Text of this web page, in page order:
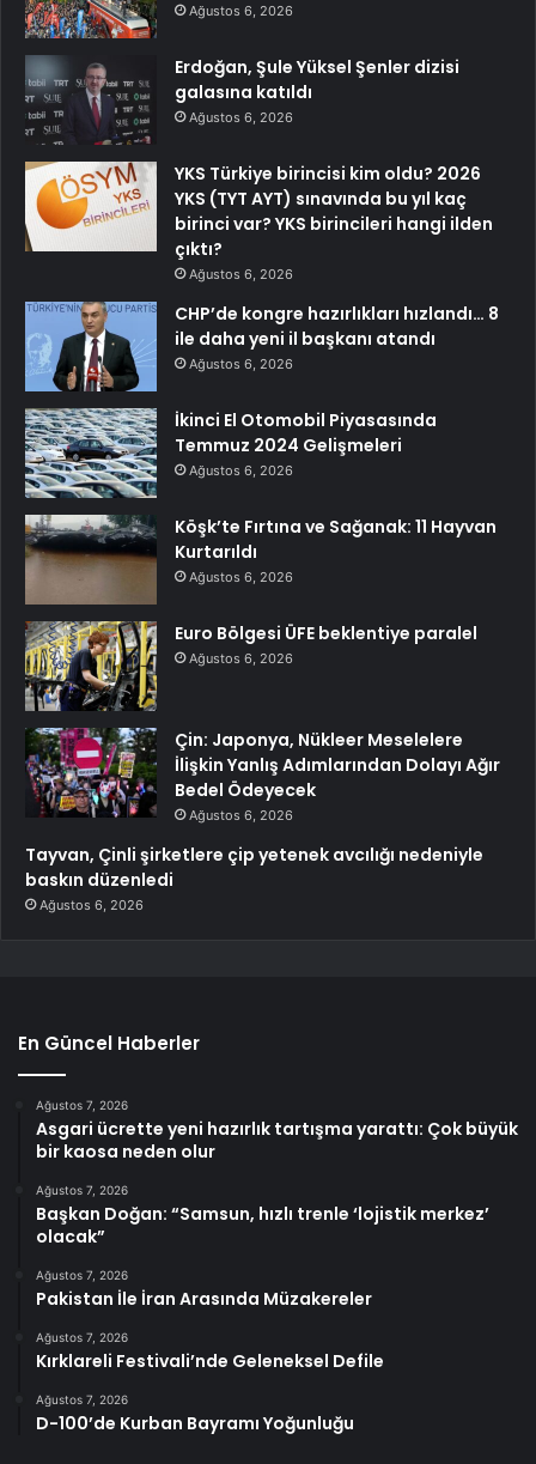
Ağustos 6, 2026
Erdoğan, Şule Yüksel Şenler dizisi
galasına katıldı
Ağustos 6, 2026
YKS Türkiye birincisi kim oldu? 2026
YKS (TYT AYT) sınavında bu yıl kaç
birinci var? YKS birincileri hangi ilden
çıktı?
Ağustos 6, 2026
CHP’de kongre hazırlıkları hızlandı… 8
ile daha yeni il başkanı atandı
Ağustos 6, 2026
İkinci El Otomobil Piyasasında
Temmuz 2024 Gelişmeleri
Ağustos 6, 2026
Köşk’te Fırtına ve Sağanak: 11 Hayvan
Kurtarıldı
Ağustos 6, 2026
Euro Bölgesi ÜFE beklentiye paralel
Ağustos 6, 2026
Çin: Japonya, Nükleer Meselelere
İlişkin Yanlış Adımlarından Dolayı Ağır
Bedel Ödeyecek
Ağustos 6, 2026
Tayvan, Çinli şirketlere çip yetenek avcılığı nedeniyle
baskın düzenledi
Ağustos 6, 2026
En Güncel Haberler
Ağustos 7, 2026
Asgari ücrette yeni hazırlık tartışma yarattı: Çok büyük
bir kaosa neden olur
Ağustos 7, 2026
Başkan Doğan: “Samsun, hızlı trenle ‘lojistik merkez’
olacak”
Ağustos 7, 2026
Pakistan İle İran Arasında Müzakereler
Ağustos 7, 2026
Kırklareli Festivali’nde Geleneksel Defile
Ağustos 7, 2026
D-100’de Kurban Bayramı Yoğunluğu